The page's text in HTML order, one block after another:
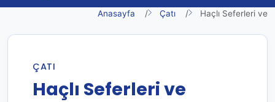
Anasayfa Çatı Haçlı Seferleri ve
ÇATI
Haçlı Seferleri ve